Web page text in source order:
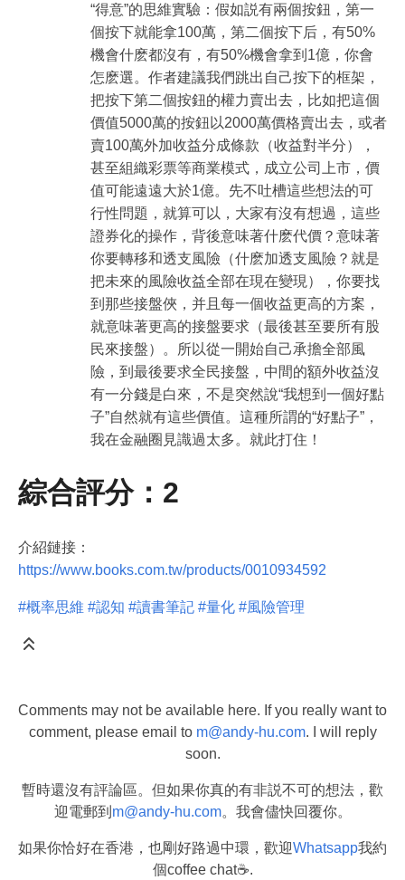
“得意”的思維實驗：假如説有兩個按鈕，第一
個按下就能拿100萬，第二個按下后，有50%
機會什麽都沒有，有50%機會拿到1億，你會
怎麽選。作者建議我們跳出自己按下的框架，
把按下第二個按鈕的權力賣出去，比如把這個
價值5000萬的按鈕以2000萬價格賣出去，或者
賣100萬外加收益分成條款（收益對半分），
甚至組織彩票等商業模式，成立公司上市，價
值可能遠遠大於1億。先不吐槽這些想法的可
行性問題，就算可以，大家有沒有想過，這些
證券化的操作，背後意味著什麽代價？意味著
你要轉移和透支風險（什麽加透支風險？就是
把未來的風險收益全部在現在變現），你要找
到那些接盤俠，并且每一個收益更高的方案，
就意味著更高的接盤要求（最後甚至要所有股
民來接盤）。所以從一開始自己承擔全部風
險，到最後要求全民接盤，中間的額外收益沒
有一分錢是白來，不是突然說“我想到一個好點
子”自然就有這些價值。這種所謂的“好點子”，
我在金融圈見識過太多。就此打住！
綜合評分：2
介紹鏈接：
https://www.books.com.tw/products/0010934592
#概率思維 #認知 #讀書筆記 #量化 #風險管理
Comments may not be available here. If you really want to
comment, please email to m@andy-hu.com. I will reply
soon.
暫時還沒有評論區。但如果你真的有非説不可的想法，歡
迎電郵到 m@andy-hu.com。我會儘快回覆你。
如果你恰好在香港，也剛好路過中環，歡迎Whatsapp我約
個coffee chat☕.